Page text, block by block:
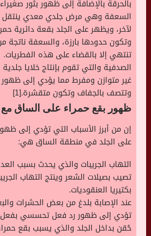
بالحرقة بالإضافة إلى ظهور بثور
السعفة وهي مرض جلدي معدي
لآخر، ويظهر على الجلد بقعة دائرية
وتكون حدودها بارزة، والسعفة ناتجة
تنتهي إلا بالقضاء على هذه الفطريات.
الصدفية والتي تقوم بإنتاج خلايا
غير متوازن ومفرط مما يؤدي إلى ظهور
وتتصف بالجفاف وتكون متقشرة.[1]
ظهور بقع حمراء على الساق
إن من أبرز الأسباب التي تؤدي إلى
على الجلد في منطقة الساق هي:
التهاب الجريبات والذي يحدث بسبب
تصيب بصيلات الشعر وينتج التهاب
بكتيريا العنقوديات.
عند الإصابة بلدغ من بعض الحشرات
تؤدي إلى ظهور رد فعل تحسسي
حُقن بداخل الجلد والذي يسبب بقع